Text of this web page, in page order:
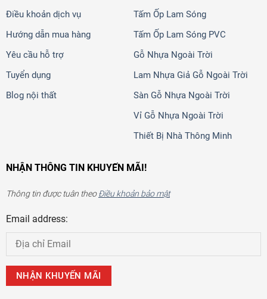
Điều khoản dịch vụ
Hướng dẫn mua hàng
Yêu cầu hỗ trợ
Tuyển dụng
Blog nội thất
Tấm Ốp Lam Sóng
Tấm Ốp Lam Sóng PVC
Gỗ Nhựa Ngoài Trời
Lam Nhựa Giả Gỗ Ngoài Trời
Sàn Gỗ Nhựa Ngoài Trời
Vỉ Gỗ Nhựa Ngoài Trời
Thiết Bị Nhà Thông Minh
NHẬN THÔNG TIN KHUYẾN MÃI!
Thông tin được tuân theoĐiều khoản bảo mật
Email address: